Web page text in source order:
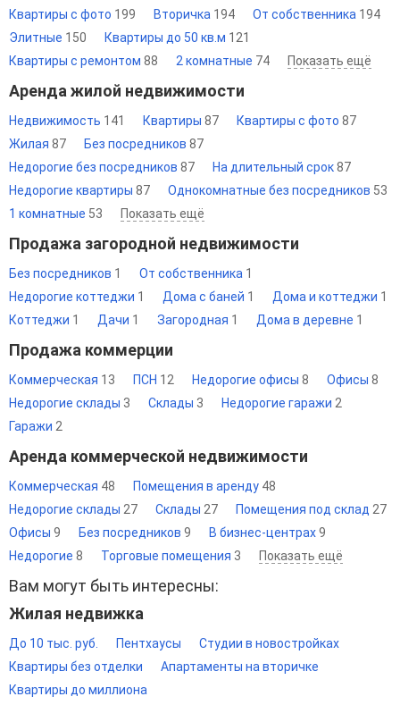
Квартиры с фото 199 Вторичка 194 От собственника 194
Элитные 150 Квартиры до 50 кв.м 121
Квартиры с ремонтом 88 2 комнатные 74 Показать ещё
Аренда жилой недвижимости
Недвижимость 141 Квартиры 87 Квартиры с фото 87
Жилая 87 Без посредников 87
Недорогие без посредников 87 На длительный срок87
Недорогие квартиры 87 Однокомнатные без посредников 53
1 комнатные 53 Показать ещё
Продажа загородной недвижимости
Без посредников 1 От собственника 1
Недорогие коттеджи 1 Дома с баней 1 Дома и коттеджи 1
Коттеджи 1 Дачи 1 Загородная 1 Дома в деревне 1
Продажа коммерции
Коммерческая 13 ПСН 12 Недорогие офисы 8 Офисы 8
Недорогие склады 3 Склады 3 Недорогие гаражи 2
Гаражи 2
Аренда коммерческой недвижимости
Коммерческая 48 Помещения в аренду 48
Недорогие склады 27 Склады 27 Помещения под склад 27
Офисы 9 Без посредников 9 В бизнес-центрах9
Недорогие 8 Торговые помещения 3 Показать ещё
Вам могут быть интересны:
Жилая недвижка
До 10 тыс. руб. Пентхаусы
Студии в новостройках
Квартиры без отделки
Апартаменты на вторичке
Квартиры до миллиона